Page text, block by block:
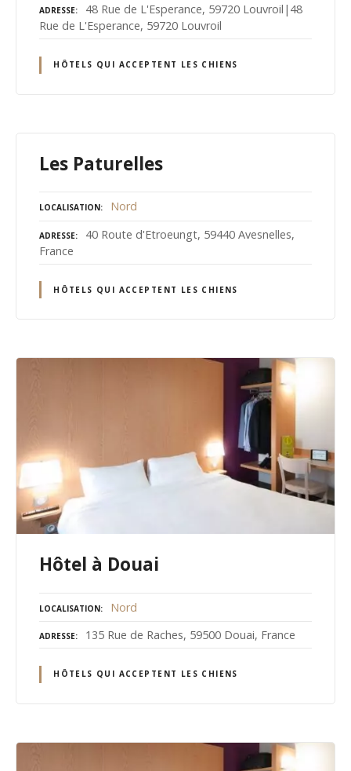
ADRESSE
48 Rue de L'Esperance, 59720 Louvroil|48
Rue de L'Esperance, 59720 Louvroil
HÔTELS QUI ACCEPTENT LES CHIENS
Les Paturelles
LOCALISATION Nord
ADRESSE
40 Route d'Etroeungt, 59440 Avesnelles,
France
HÔTELS QUI ACCEPTENT LES CHIENS
Hôtel à Douai
LOCALISATION Nord
ADRESSE 135 Rue de Raches, 59500 Douai, France
HÔTELS QUI ACCEPTENT LES CHIENS